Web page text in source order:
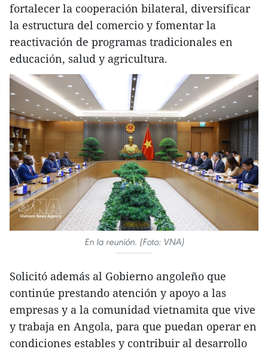
fortalecer la cooperación bilateral, diversificar
la estructura del comercio y fomentar la
reactivación de programas tradicionales en
educación, salud y agricultura.
En la reunión. (Foto: VNA)
Solicitó además al Gobierno angoleño que
continúe prestando atención y apoyo a las
empresas y a la comunidad vietnamita que vive
y trabaja en Angola, para que puedan operar en
condiciones estables y contribuir al desarrollo